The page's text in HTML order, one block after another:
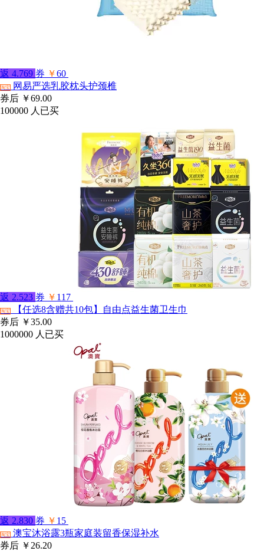
返 4.769 券 ￥60
淘宝
网易严选乳胶枕头护颈椎
券后 ￥69.00
100000 人已买
返 2.523 券 ￥ 117
淘宝
【任选8含赠共10包】自由点益生菌卫生巾
券后 ￥35.00
1000000 人已买
返 2.830 券 ￥ 15
淘宝 澳宝沐浴露3瓶家庭装留香保湿补水
券后 ￥26.20